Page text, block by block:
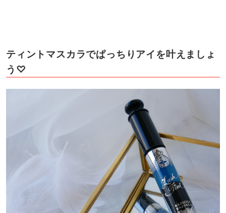
ティントマスカラでぱっちりアイを叶えましょ
う♡